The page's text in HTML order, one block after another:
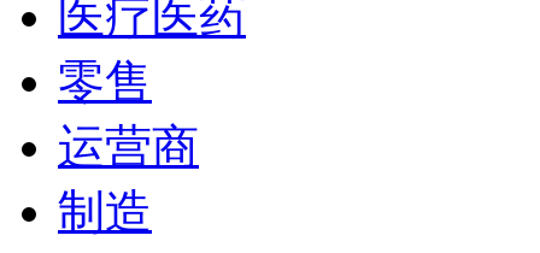
医疗医药
零售
运营商
制造